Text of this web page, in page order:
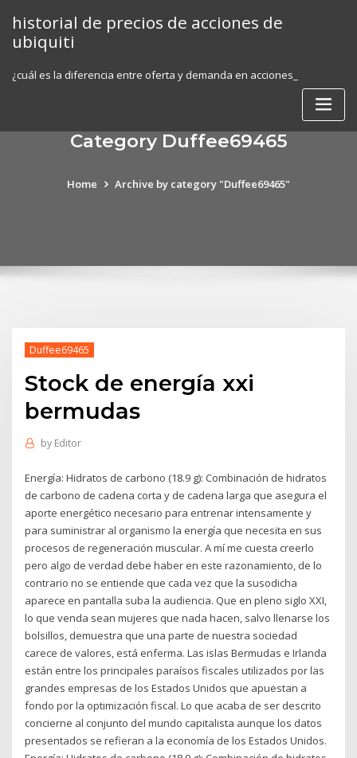
content
historial de precios de acciones de
ubiquiti
¿cuál es la diferencia entre oferta y demanda en acciones_
Category Duffee69465
Home Archive by category "Duffee69465"
Duffee69465
Stock de energía xxi
bermudas
by Editor
Energía: Hidratos de carbono (18.9 g): Combinación de hidratos
de carbono de cadena corta y de cadena larga que asegura el
aporte energético necesario para entrenar intensamente y
para suministrar al organismo la energía que necesita en sus
procesos de regeneración muscular. A mí me cuesta creerlo
pero algo de verdad debe haber en este razonamiento, de lo
contrario no se entiende que cada vez que la susodicha
aparece en pantalla suba la audiencia. Que en pleno siglo XXI,
lo que venda sean mujeres que nada hacen, salvo llenarse los
bolsillos, demuestra que una parte de nuestra sociedad
carece de valores, está enferma. Las islas Bermudas e Irlanda
están entre los principales paraísos fiscales utilizados por las
grandes empresas de los Estados Unidos que apuestan a
fondo por la optimización fiscal. Lo que acaba de ser descrito
concierne al conjunto del mundo capitalista aunque los datos
presentados se refieran a la economía de los Estados Unidos.